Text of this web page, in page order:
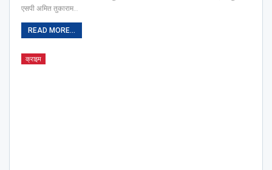
एसपी अमित तुकाराम…
READ MORE...
क्राइम